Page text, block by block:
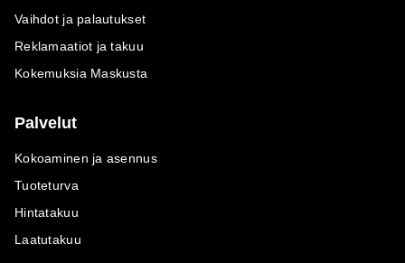
Vaihdot ja palautukset
Reklamaatiot ja takuu
Kokemuksia Maskusta
Palvelut
Kokoaminen ja asennus
Tuoteturva
Hintatakuu
Laatutakuu